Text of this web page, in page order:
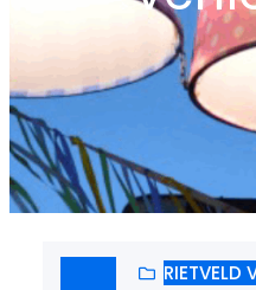
RIETVELD